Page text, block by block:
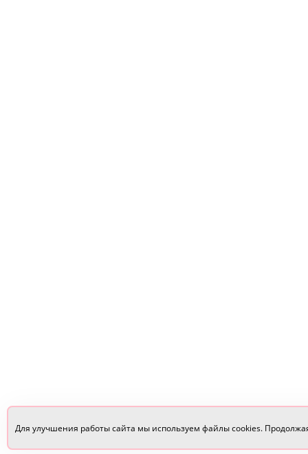
Для улучшения работы сайта мы используем файлы cookies.